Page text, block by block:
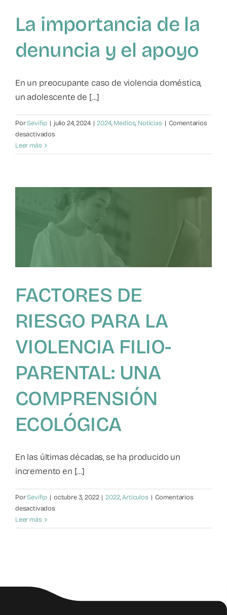
La importancia de la
denuncia y el apoyo
En un preocupante caso de violencia doméstica,
un adolescente de [...]
PorSevifip | julio 24, 2024 | 2024,Medios, Noticias | Comentarios
desactivadosen
importancia
denuncia
apoyo
Leer más
FACTORES DE
RIESGO PARA LA
VIOLENCIA FILIO-
PARENTAL: UNA
COMPRENSIÓN
ECOLÓGICA
En las últimas décadas, se ha producido un
incremento en [...]
PorSevifip | octubre 3, 2022 | 2022,Artículos | Comentarios
desactivadosen
DE
PARENTAL:
Leer más